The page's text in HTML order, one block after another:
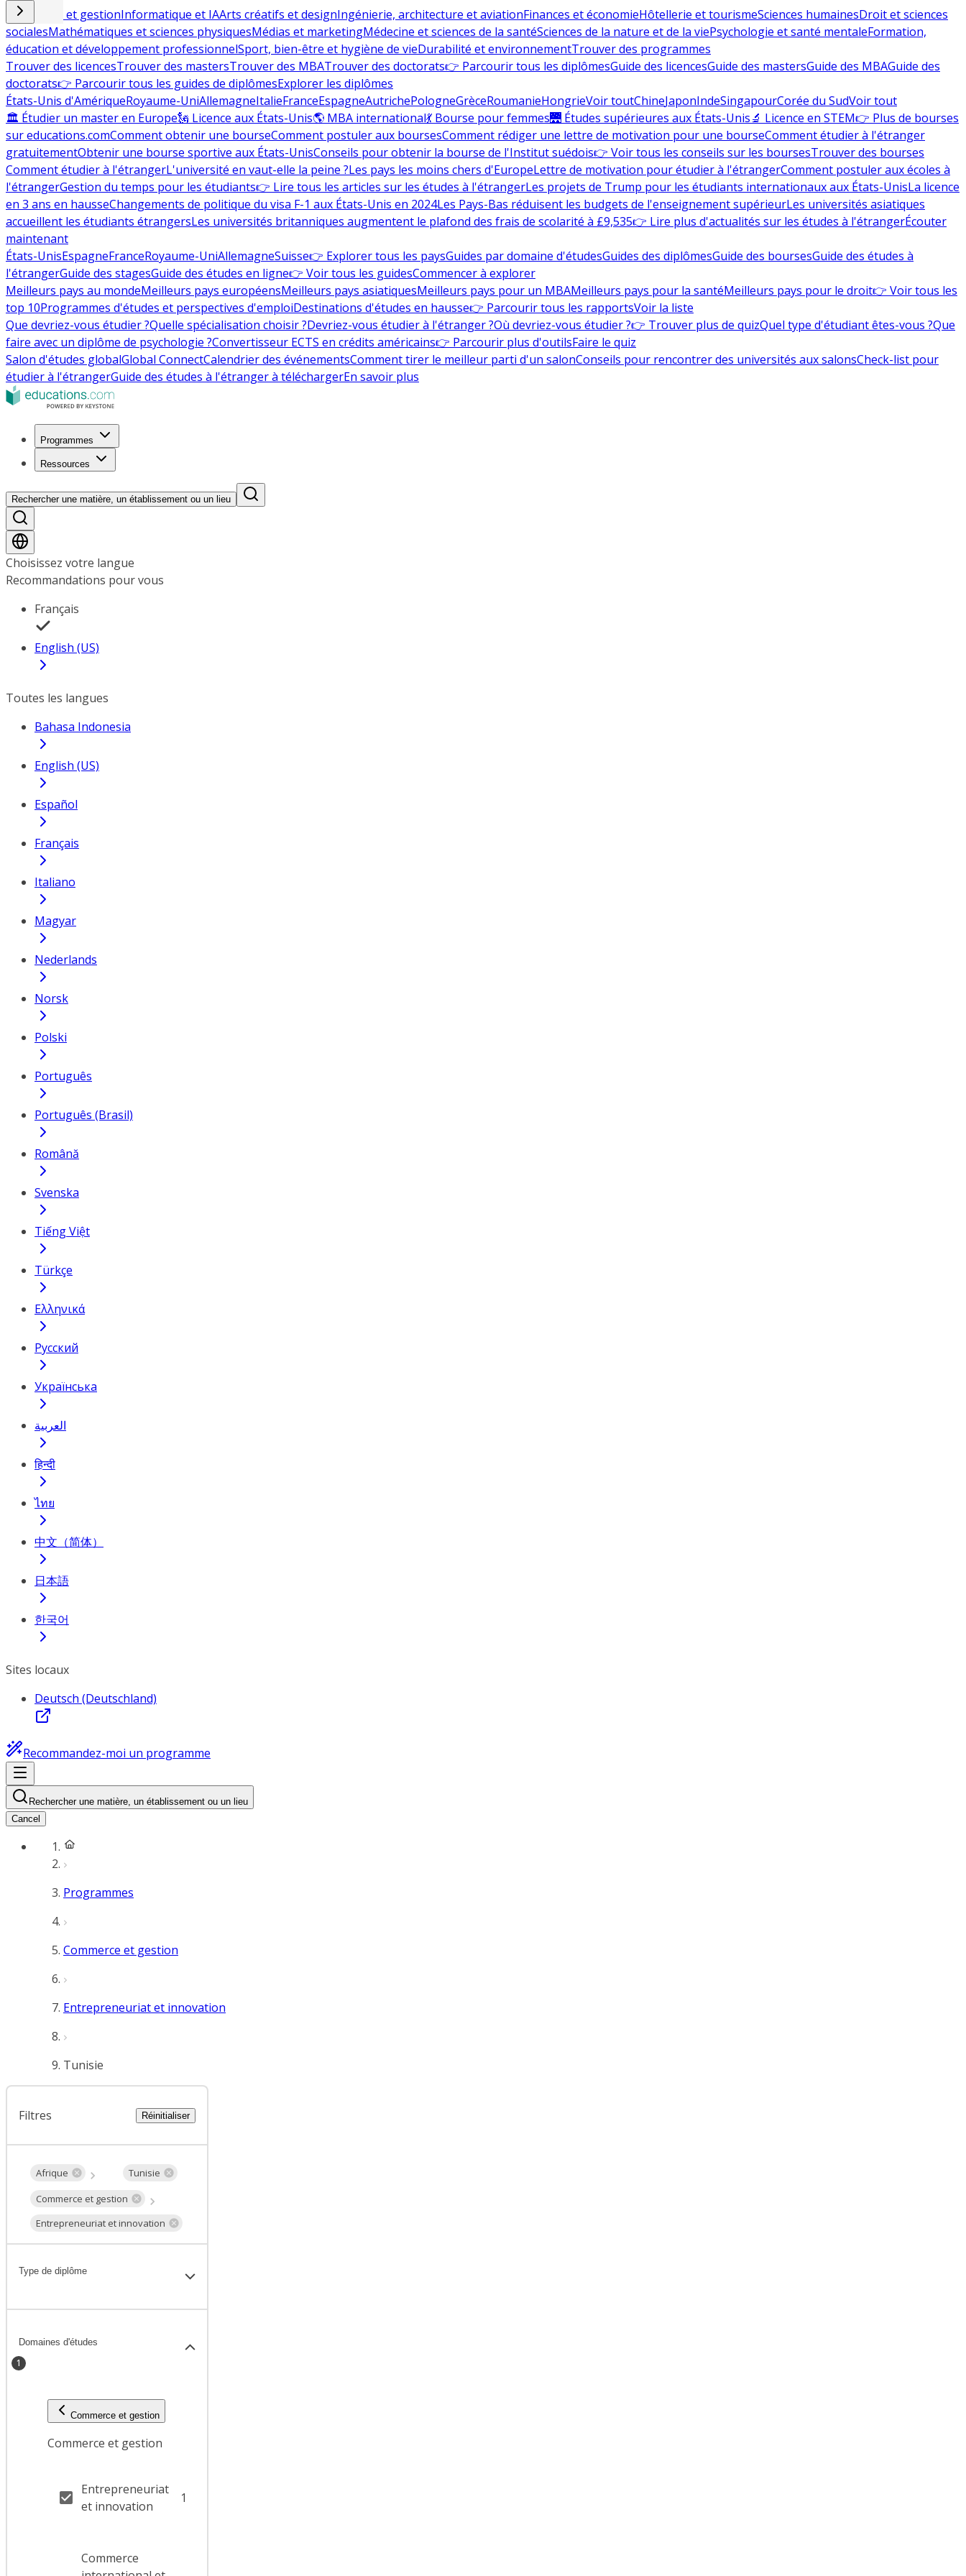
Commerce et gestionInformatique et IAArts créatifs et designIngénierie, architecture et aviationFinances et économieHôtellerie et tourismeSciences humainesDroit et sciences
socialesMathématiques et sciences physiquesMédias et marketingMédecine et sciences de la santéSciences de la nature et de la viePsychologie et santé mentaleFormation,
éducation et développement professionnelSport, bien-être et hygiène de vieDurabilité et environnementTrouver des programmes
Trouver des licencesTrouver des mastersTrouver des MBATrouver des doctorats👉 Parcourir tous les diplômesGuide des licencesGuide des mastersGuide des MBAGuide des
doctorats👉 Parcourir tous les guides de diplômesExplorer les diplômes
États-Unis d'AmériqueRoyaume-UniAllemagneItalieFranceEspagneAutrichePologneGrèceRoumanieHongrieVoir toutChineJaponIndeSingapourCorée du SudVoir tout
🏛 Étudier un master en Europe🗽 Licence aux États-Unis🌎 MBA international💃 Bourse pour femmes🌉 Études supérieures aux États-Unis🔬 Licence en STEM👉 Plus de bourses
sur educations.comComment obtenir une bourseComment postuler aux boursesComment rédiger une lettre de motivation pour une bourseComment étudier à l'étranger
gratuitementObtenir une bourse sportive aux États-UnisConseils pour obtenir la bourse de l'Institut suédois👉 Voir tous les conseils sur les boursesTrouver des bourses
Comment étudier à l'étrangerL'université en vaut-elle la peine ?Les pays les moins chers d'EuropeLettre de motivation pour étudier à l'étrangerComment postuler aux écoles à
l'étrangerGestion du temps pour les étudiants👉 Lire tous les articles sur les études à l'étrangerLes projets de Trump pour les étudiants internationaux aux États-UnisLa licence
en 3 ans en hausseChangements de politique du visa F-1 aux États-Unis en 2024Les Pays-Bas réduisent les budgets de l'enseignement supérieurLes universités asiatiques
accueillent les étudiants étrangersLes universités britanniques augmentent le plafond des frais de scolarité à £9,535👉 Lire plus d'actualités sur les études à l'étrangerÉcouter
maintenant
États-UnisEspagneFranceRoyaume-UniAllemagneSuisse👉 Explorer tous les paysGuides par domaine d'étudesGuides des diplômesGuide des boursesGuide des études à
l'étrangerGuide des stagesGuide des études en ligne👉 Voir tous les guidesCommencer à explorer
Meilleurs pays au mondeMeilleurs pays européensMeilleurs pays asiatiquesMeilleurs pays pour un MBAMeilleurs pays pour la santéMeilleurs pays pour le droit👉 Voir tous les
top 10Programmes d'études et perspectives d'emploiDestinations d'études en hausse👉 Parcourir tous les rapportsVoir la liste
Que devriez-vous étudier ?Quelle spécialisation choisir ?Devriez-vous étudier à l'étranger ?Où devriez-vous étudier ?👉 Trouver plus de quizQuel type d'étudiant êtes-vous ?Que
faire avec un diplôme de psychologie ?Convertisseur ECTS en crédits américains👉 Parcourir plus d'outilsFaire le quiz
Salon d'études globalGlobal ConnectCalendrier des événementsComment tirer le meilleur parti d'un salonConseils pour rencontrer des universités aux salonsCheck-list pour
étudier à l'étrangerGuide des études à l'étranger à téléchargerEn savoir plus
Programmes
Ressources
Rechercher une matière, un établissement ou un lieu
Choisissez votre langue
Recommandations pour vous
Français
English (US)
Toutes les langues
Bahasa Indonesia
English (US)
Español
Français
Italiano
Magyar
Nederlands
Norsk
Polski
Português
Português (Brasil)
Română
Svenska
Tiếng Việt
Türkçe
Ελληνικά
Русский
Українська
العربية
हिन्दी
ไทย
中文（简体）
日本語
한국어
Sites locaux
Deutsch (Deutschland)
Recommandez-moi un programme
Rechercher une matière, un établissement ou un lieu
Cancel
Programmes
Commerce et gestion
Entrepreneuriat et innovation
Tunisie
Filtres Réinitialiser
Afrique
Tunisie
Commerce et gestion
Entrepreneuriat et innovation
Type de diplôme
Domaines d'études
1
Commerce et gestion
Commerce et gestion
Entrepreneuriat
et innovation
1
Commerce